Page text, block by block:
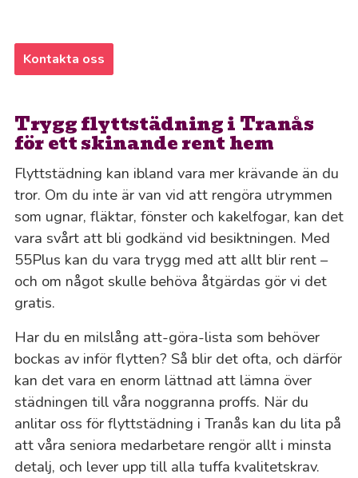
Kontakta oss
Trygg flyttstädning i Tranås
för ett skinande rent hem
Flyttstädning kan ibland vara mer krävande än du
tror. Om du inte är van vid att rengöra utrymmen
som ugnar, fläktar, fönster och kakelfogar, kan det
vara svårt att bli godkänd vid besiktningen. Med
55Plus kan du vara trygg med att allt blir rent –
och om något skulle behöva åtgärdas gör vi det
gratis.
Har du en milslång att-göra-lista som behöver
bockas av inför flytten? Så blir det ofta, och därför
kan det vara en enorm lättnad att lämna över
städningen till våra noggranna proffs. När du
anlitar oss för flyttstädning i Tranås kan du lita på
att våra seniora medarbetare rengör allt i minsta
detalj, och lever upp till alla tuffa kvalitetskrav.